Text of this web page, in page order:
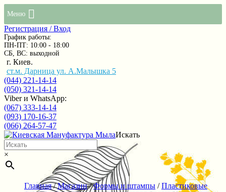
Меню
Регистрация / Вход
График работы:
ПН-ПТ: 10:00 - 18:00
СБ, ВС: выходной
г. Киев.
ст.м. Дарница ул. А.Малышка 5
(044) 221-14-14
(050) 321-14-14
Viber и WhatsApp:
(067) 333-14-14
(093) 170-16-37
(066) 264-57-47
Искать
×
Главная/Магазин/Формы и штампы /Пластиковые